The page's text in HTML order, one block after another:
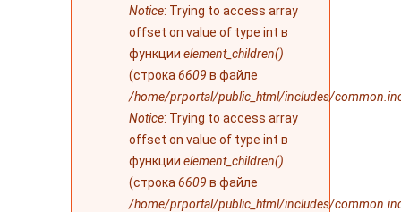
Notice: Trying to access array
offset on value of type int в
функции element_children()
(строка 6609 в файле
/home/prportal/public_html/includes/
Notice: Trying to access array
offset on value of type int в
функции element_children()
(строка 6609 в файле
/home/prportal/public_html/includes/